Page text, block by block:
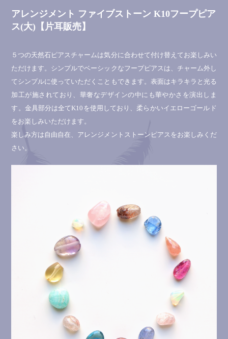
アレンジメント ファイブストーン K10フープピア
ス(大)【片耳販売】
５つの天然石ピアスチャームは気分に合わせて付け替えてお楽しみい
ただけます。シンプルでベーシックなフープピアスは、チャーム外し
てシンプルに使っていただくこともできます。表面はキラキラと光る
加工が施されており、華奢なデザインの中にも華やかさを演出しま
す。金具部分は全てK10を使用しており、柔らかいイエローゴールド
をお楽しみいただけます。
楽しみ方は自由自在、アレンジメントストーンピアスをお楽しみくだ
さい。